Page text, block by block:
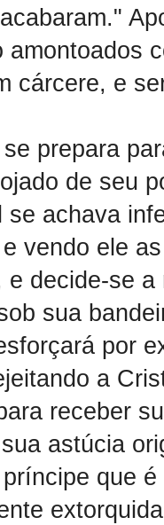
amontoados
cárcere, e
prepara
de seu
se achava
vendo ele
e decide-se
sua
por
a
receber
astúcia
que